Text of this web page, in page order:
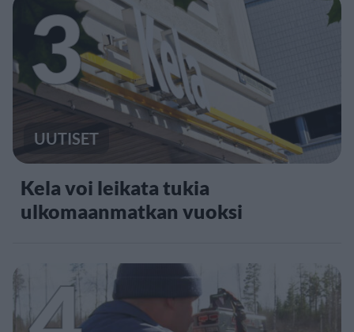
3
UUTISET
Kela voi leikata tukia
ulkomaanmatkan vuoksi